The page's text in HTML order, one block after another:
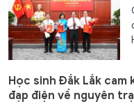
Học sinh Đắk Lắk
đạp điện về nguyên